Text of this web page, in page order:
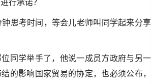
行承诺？
思考时间，等会儿老师叫同学起来分享
同学举手了，他说一成员方政府与另一
的影响国家贸易的协定，也必须公布，